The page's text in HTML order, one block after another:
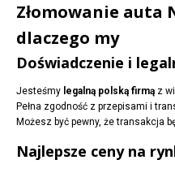
Złomowanie auta
dlaczego my
Doświadczenie i
Jesteśmy legalną polską firmą z
Pełna zgodność z przepisami i
Możesz być pewny, że transakcja
Najlepsze ceny na